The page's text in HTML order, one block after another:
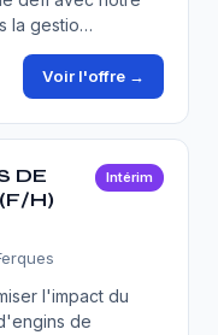
la gestio…
Voir l'offre →
DE
H)
Intérim
l'impact du
de